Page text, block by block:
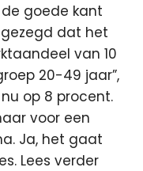
goede kant
gezegd dat het
van 10
20-49 jaar”,
op 8 procent.
voor een
Ja, het gaat
Lees verder